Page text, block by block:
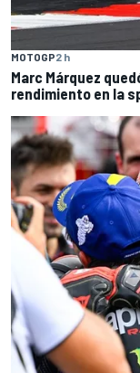
MOTOGP2 h
Marc Márquez
rendimiento en la